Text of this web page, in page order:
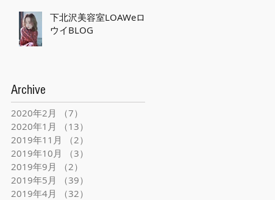
下北沢美容室LOAWeロ
ウイBLOG
Archive
2020年2月 （7）
2020年1月
（13）
2019年11月
（2）
2019年10月
（3）
2019年9月
（2）
2019年5月
（39）
2019年4月
（32）